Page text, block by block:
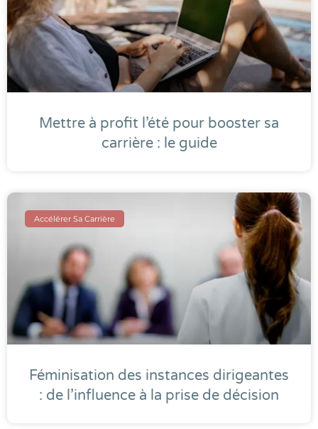
Mettre à profit l’été pour booster sa
carrière : le guide
Accélérer Sa Carrière
Féminisation des instances dirigeantes
: de l’influence à la prise de décision